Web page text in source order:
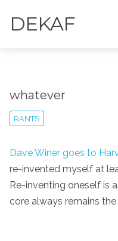
DEKAF
whatever
RANTS
Dave Winer goes to
re-invented myself at
Re-inventing oneself is
core always remains